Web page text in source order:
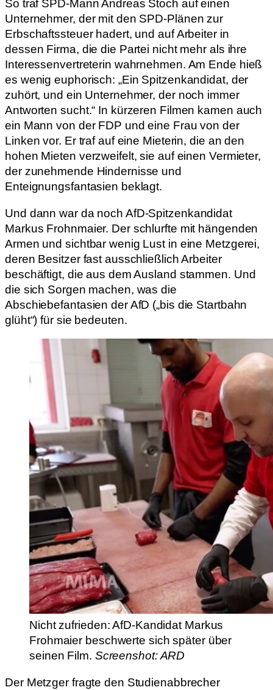
So traf SPD-Mann Andreas Stoch auf einen
Unternehmer, der mit den SPD-Plänen zur
Erbschaftssteuer hadert, und auf Arbeiter in
dessen Firma, die die Partei nicht mehr als ihre
Interessenvertreterin wahrnehmen. Am Ende hieß
es wenig euphorisch: „Ein Spitzenkandidat, der
zuhört, und ein Unternehmer, der noch immer
Antworten sucht.“ In kürzeren Filmen kamen auch
ein Mann von der FDP und eine Frau von der
Linken vor. Er traf auf eine Mieterin, die an den
hohen Mieten verzweifelt, sie auf einen Vermieter,
der zunehmende Hindernisse und
Enteignungsfantasien beklagt.
Und dann war da noch AfD-Spitzenkandidat
Markus Frohnmaier. Der schlurfte mit hängenden
Armen und sichtbar wenig Lust in eine Metzgerei,
deren Besitzer fast ausschließlich Arbeiter
beschäftigt, die aus dem Ausland stammen. Und
die sich Sorgen machen, was die
Abschiebefantasien der AfD („bis die Startbahn
glüht“) für sie bedeuten.
Nicht zufrieden: AfD-Kandidat Markus
Frohmaier beschwerte sich später über
seinen Film. Screenshot: ARD
Der Metzger fragte den Studienabbrecher